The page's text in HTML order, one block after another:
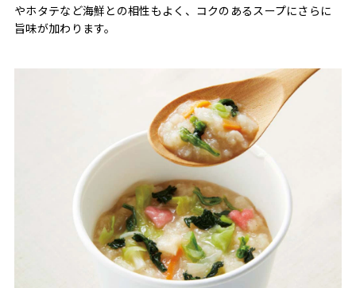
やホタテなど海鮮との相性もよく、コクのあるスープにさらに
旨味が加わります。